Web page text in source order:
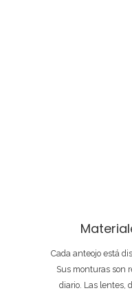
Cada anteojo está
Sus monturas son
diario. Las lentes,